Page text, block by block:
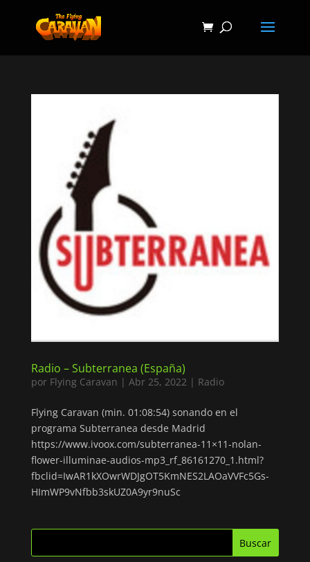
Radio – Subterranea (España)
por Flying Caravan | Abr 25, 2022 | Radio
Flying Caravan (min. 01:08:54) sonando en el
programa Subterranea desde Madrid
https://www.ivoox.com/subterranea-11×11-nolan-
flower-illuminae-audios-mp3_rf_86161270_1.html?
fbclid=IwAR1kXOwrWDJgOT5KmNES2LAOaVVFc5Gs-
HImWP9vNfbb3skUZ0A9yr9nuSc